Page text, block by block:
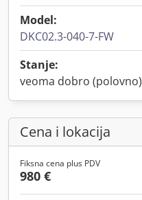
Model:
DKC02.3-040-7-FW
Stanje:
veoma dobro (polovno)
Cena i lokacija
Fiksna cena plus PDV
980 €